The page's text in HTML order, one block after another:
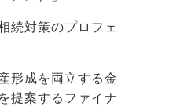
続対策のプロフェ
形成を両立する金
提案するファイナ